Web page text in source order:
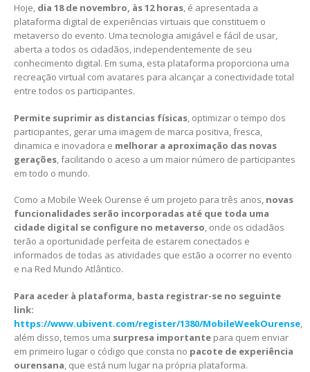
Hoje, dia 18 de novembro, às 12 horas, é apresentada a
plataforma digital de experiências virtuais que constituem o
metaverso do evento. Uma tecnologia amigável e fácil de usar,
aberta a todos os cidadãos, independentemente de seu
conhecimento digital. Em suma, esta plataforma proporciona uma
recreação virtual com avatares para alcançar a conectividade total
entre todos os participantes.
Permite suprimir as distancias físicas , optimizar o tempo dos
participantes, gerar uma imagem de marca positiva, fresca,
dinamica e inovadora e melhorar a aproximação das novas
gerações , facilitando o aceso a um maior número de participantes
em todo o mundo.
Como a Mobile Week Ourense é um projeto para três anos, novas
funcionalidades serão incorporadas até que toda uma
cidade digital se configure no metaverso, onde os cidadãos
terão a oportunidade perfeita de estarem conectados e
informados de todas as atividades que estão a ocorrer no evento
e na Red Mundo Atlântico.
Para aceder à plataforma, basta registrar-se no seguinte
link:
https://www.ubivent.com/register/1380/MobileWeekOurense,
além disso, temos uma surpresa importante para quem enviar
em primeiro lugar o código que consta no pacote de experiência
ourensana, que está num lugar na própria plataforma.